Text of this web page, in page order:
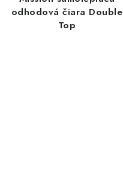
odhodová čiara Double
Top